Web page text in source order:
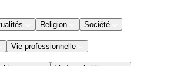
Religion Société
Vie professionnelle